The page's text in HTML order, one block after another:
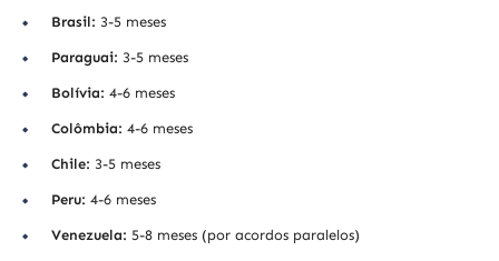
Brasil: 3-5 meses
Paraguai: 3-5 meses
Bolívia: 4-6 meses
Colômbia: 4-6 meses
Chile: 3-5 meses
Peru: 4-6 meses
Venezuela: 5-8 meses (por acordos paralelos)